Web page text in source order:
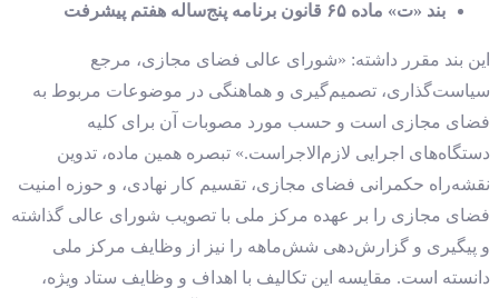
بند «ت» ماده ۶۵ قانون برنامه پنج‌ساله هفتم پیشرفت
این بند مقرر داشته: «شورای عالی فضای مجازی، مرجع
سیاست‌گذاری، تصمیم‌گیری و هماهنگی در موضوعات مربوط به
فضای مجازی است و حسب مورد مصوبات آن برای کلیه
دستگاه‌های اجرایی لازم‌الاجراست.» تبصره همین ماده، تدوین
نقشه‌راه حکمرانی فضای مجازی، تقسیم کار نهادی، و حوزه امنیت
فضای مجازی را بر عهده مرکز ملی با تصویب شورای عالی گذاشته
و پیگیری و گزارش‌دهی شش‌ماهه را نیز از وظایف مرکز ملی
دانسته است. مقایسه این تکالیف با اهداف و وظایف ستاد ویژه،